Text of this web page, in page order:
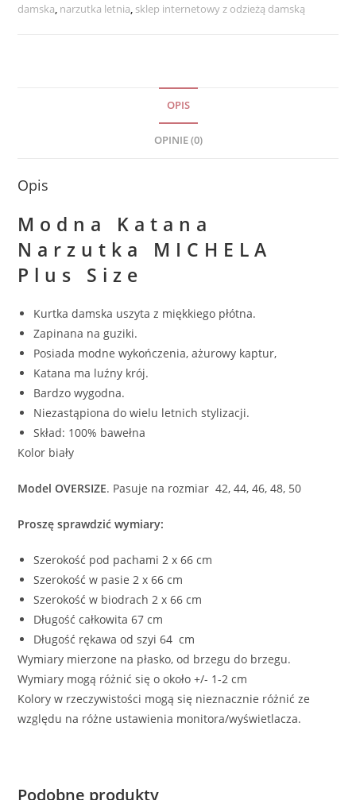
damska, narzutka letnia, sklep internetowy z odzieżą damską
OPIS
OPINIE (0)
Opis
Modna Katana
Narzutka MICHELA
Plus Size
Kurtka damska uszyta z miękkiego płótna.
Zapinana na guziki.
Posiada modne wykończenia, ażurowy kaptur,
Katana ma luźny krój.
Bardzo wygodna.
Niezastąpiona do wielu letnich stylizacji.
Skład: 100% bawełna
Kolor biały
Model OVERSIZE. Pasuje na rozmiar 42, 44, 46, 48, 50
Proszę sprawdzić wymiary:
Szerokość pod pachami 2 x 66 cm
Szerokość w pasie 2 x 66 cm
Szerokość w biodrach 2 x 66 cm
Długość całkowita 67 cm
Długość rękawa od szyi 64 cm
Wymiary mierzone na płasko, od brzegu do brzegu.
Wymiary mogą różnić się o około +/- 1-2 cm
Kolory w rzeczywistości mogą się nieznacznie różnić ze
względu na różne ustawienia monitora/wyświetlacza.
Podobne produkty